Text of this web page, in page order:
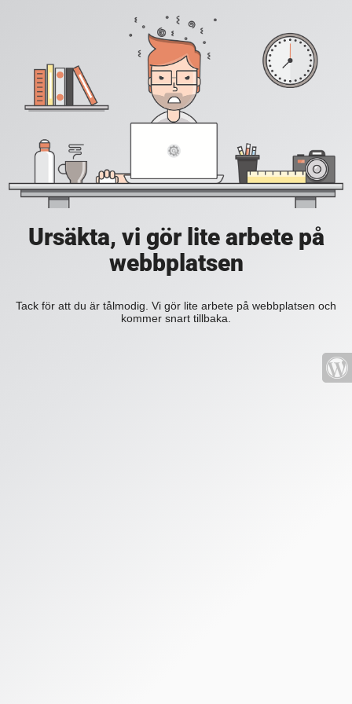
Ursäkta, vi gör lite arbete på
webbplatsen
Tack för att du är tålmodig. Vi gör lite arbete på webbplatsen och
kommer snart tillbaka.